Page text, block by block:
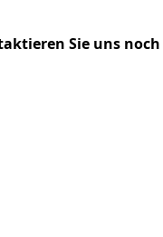
Sie uns noch